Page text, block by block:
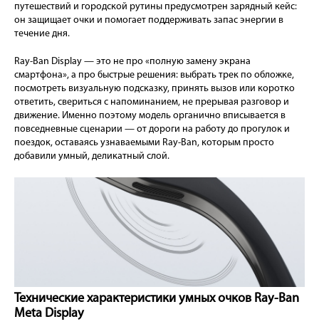
путешествий и городской рутины предусмотрен зарядный кейс:
он защищает очки и помогает поддерживать запас энергии в
течение дня.
Ray-Ban Display — это не про «полную замену экрана
смартфона», а про быстрые решения: выбрать трек по обложке,
посмотреть визуальную подсказку, принять вызов или коротко
ответить, свериться с напоминанием, не прерывая разговор и
движение. Именно поэтому модель органично вписывается в
повседневные сценарии — от дороги на работу до прогулок и
поездок, оставаясь узнаваемыми Ray-Ban, которым просто
добавили умный, деликатный слой.
Технические характеристики умных очков Ray-Ban
Meta Display